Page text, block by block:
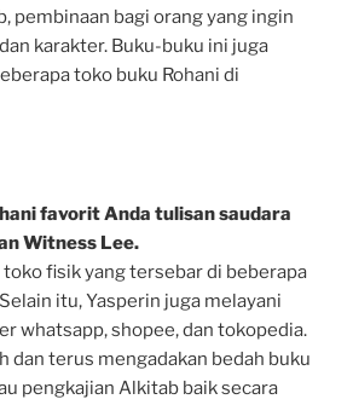
pembinaan bagi orang yang ingin
karakter. Buku-buku ini juga
toko buku Rohani di
favorit Anda tulisan saudara
Witness Lee.
fisik yang tersebar di beberapa
itu, Yasperin juga melayani
whatsapp, shopee, dan tokopedia.
dan terus mengadakan bedah buku
pengkajian Alkitab baik secara